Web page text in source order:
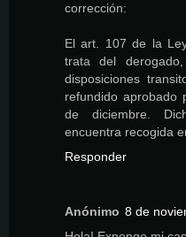
corrección:
El art. 107 de la
trata del
disposiciones
refundido aprobado
de diciembre.
encuentra recogida
Responder
Anónimo 8 de